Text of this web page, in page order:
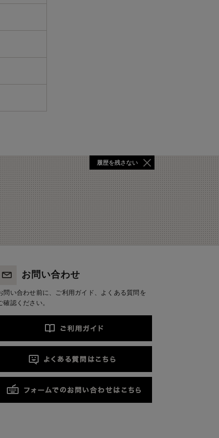
履歴を残さない
お問い合わせ
問い合わせ前に、ご利用ガイド、よくある質問を
確認ください。